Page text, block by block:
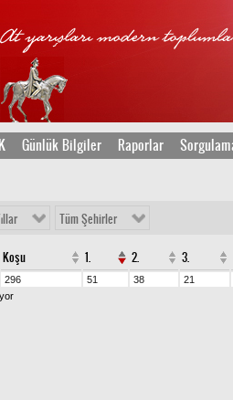
Günlük Bilgiler Raporlar
Tüm Şehirler
Koşu 1. 2. 3.
296 51 38
21